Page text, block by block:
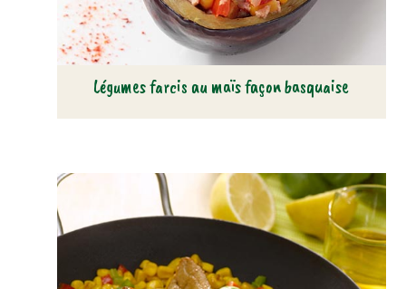
Légumes farcis au maïs façon basquaise